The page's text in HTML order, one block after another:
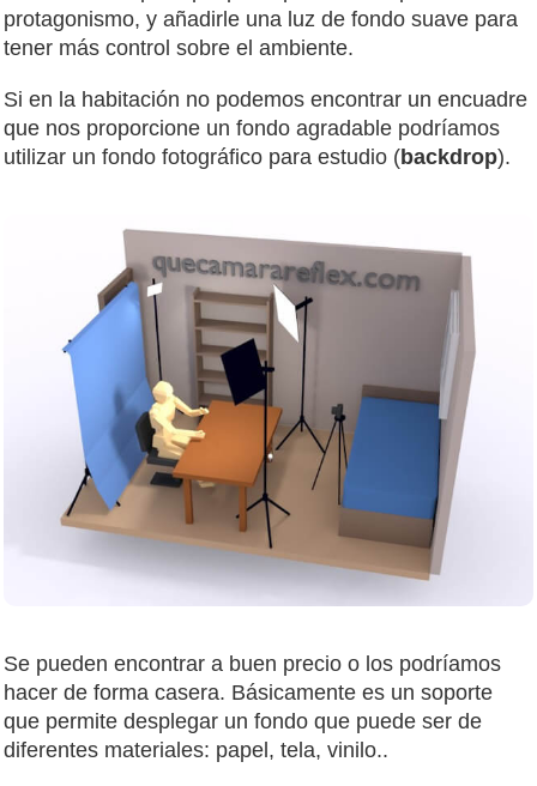
protagonismo, y añadirle una luz de fondo suave para
tener más control sobre el ambiente.
Si en la habitación no podemos encontrar un encuadre
que nos proporcione un fondo agradable podríamos
utilizar un fondo fotográfico para estudio (backdrop).
Se pueden encontrar a buen precio o los podríamos
hacer de forma casera. Básicamente es un soporte
que permite desplegar un fondo que puede ser de
diferentes materiales: papel, tela, vinilo..